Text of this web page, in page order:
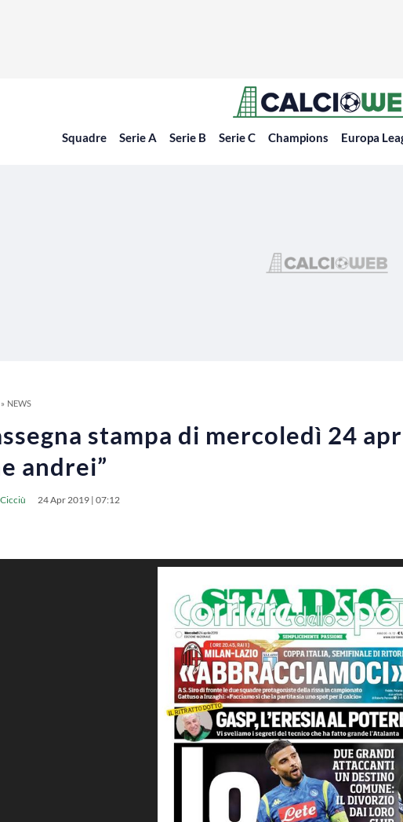
Squadre Serie A Serie B Serie C Champions Europa
NEWS
stampa di mercoledì 24
andrei”
24 Apr 2019 | 07:12